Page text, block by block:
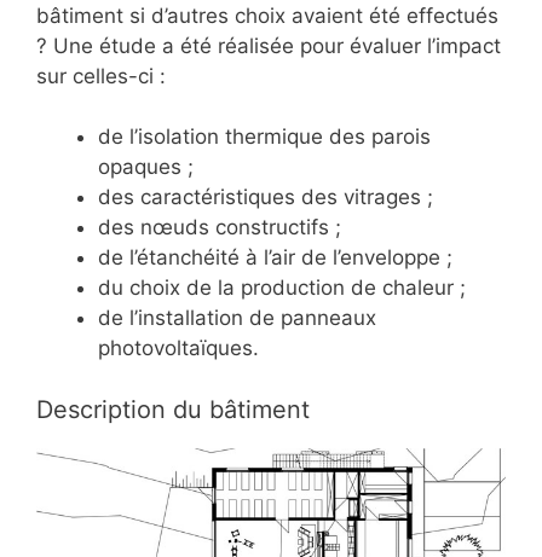
bâtiment si d’autres choix avaient été effectués
? Une étude a été réalisée pour évaluer l’impact
sur celles-ci :
de l’isolation thermique des parois
opaques ;
des caractéristiques des vitrages ;
des nœuds constructifs ;
de l’étanchéité à l’air de l’enveloppe ;
du choix de la production de chaleur ;
de l’installation de panneaux
photovoltaïques.
Description du bâtiment